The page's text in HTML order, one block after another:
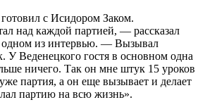
готовил с Исидором Заком.
над каждой партией, — рассказал
из интервью. — Вызывал
У Веденецкого гостя в основном одна
ничего. Так он мне штук 15 уроков
партия, а он еще вызывает и делает
партию на всю жизнь».